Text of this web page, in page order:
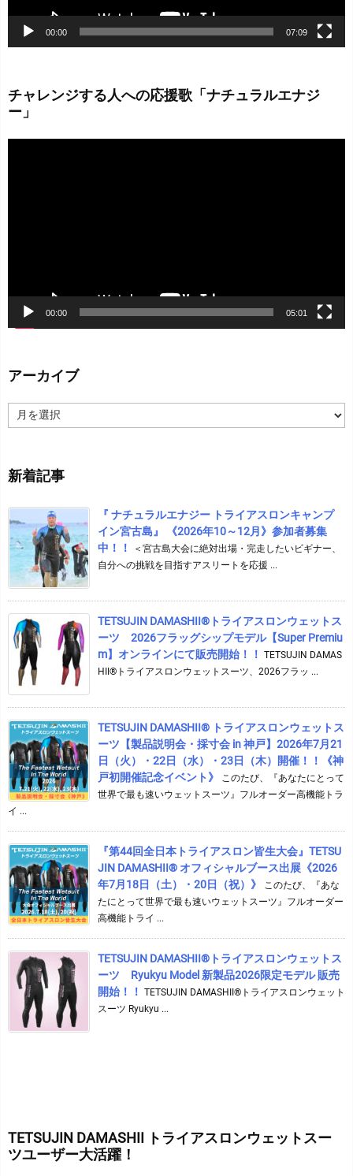
00:00 07:09
チャレンジする人への応援歌「ナチュラルエナジ
ー」
00:00 05:01
アーカイブ
ー
ブ
新着記事
『 ナチュラルエナジー トライアスロンキャンプ
イン宮古島』 《2026年10～12月》参加者募集
中！！
＜宮古島大会に絶対出場・完走したいビギナー、
自分への挑戦を目指すアスリートを応援 ...
TETSUJIN DAMASHII®︎トライアスロンウェットス
ーツ 2026フラッグシップモデル【Super Premiu
m】オンラインにて販売開始！！ TETSUJIN DAMAS
HII®トライアスロンウェットスーツ、2026フラッ ...
TETSUJIN DAMASHII® トライアスロンウェットス
ーツ【製品説明会・採寸会 in 神戸】2026年7月21
日（火）・22日（水）・23日（木）開催！！《神
戸初開催記念イベント》
このたび、『あなたにとって
世界で最も速いウェットスーツ』フルオーダー高機能トラ
イ ...
『第44回全日本トライアスロン皆生大会』TETSU
JIN DAMASHII® オフィシャルブース出展《2026
年7月18日（土）・20日（祝）》
このたび、『あな
たにとって世界で最も速いウェットスーツ』フルオーダー
高機能トライ ...
TETSUJIN DAMASHII®︎トライアスロンウェットス
ーツ Ryukyu Model 新製品2026限定モデル 販売
開始！！ TETSUJIN DAMASHII®︎トライアスロンウェット
スーツ Ryukyu ...
TETSUJIN DAMASHII トライアスロンウェットスー
ツユーザー大活躍！